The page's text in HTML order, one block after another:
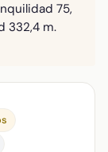
75,
332,4 m.